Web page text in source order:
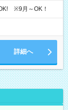
※9月～OK！
詳細へ